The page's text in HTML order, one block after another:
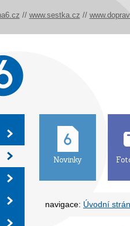
Novinky
navigace: Úvodní
// www.sestka.cz //